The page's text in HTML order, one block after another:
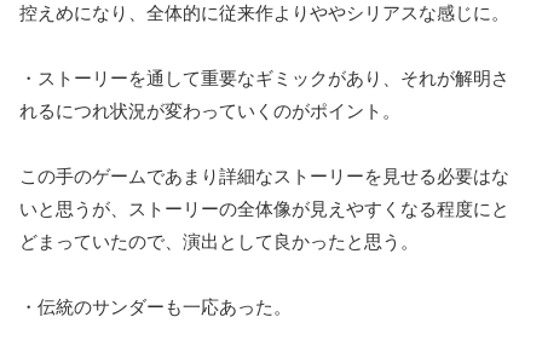
控えめになり、全体的に従来作よりややシリアスな感じに。
・ストーリーを通して重要なギミックがあり、それが解明さ
れるにつれ状況が変わっていくのがポイント。
この手のゲームであまり詳細なストーリーを見せる必要はな
いと思うが、ストーリーの全体像が見えやすくなる程度にと
どまっていたので、演出として良かったと思う。
・伝統のサンダーも一応あった。